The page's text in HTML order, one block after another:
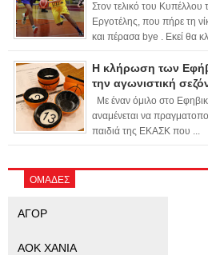
Στον τελικό του
Εργοτέλης, που πήρε τη
και πέρασα bye . Εκεί θα
Η κλήρωση των
την αγωνιστική
Με έναν όμιλο στο
αναμένεται να
παιδιά της ΕΚΑΣΚ που ...
ΟΜΑΔΕΣ
ΑΓΟΡ
ΑΟΚ ΧΑΝΙΑ